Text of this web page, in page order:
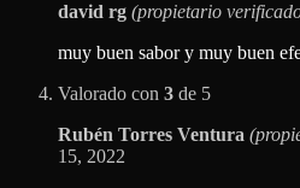
david rg (propietario
muy buen sabor y muy buen
Valorado con 3 de 5
Rubén Torres Ventura
15, 2022